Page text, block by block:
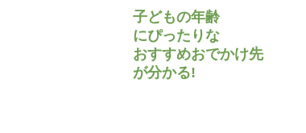
子どもの年齢
にぴったりな
おすすめおでかけ先
が分かる!